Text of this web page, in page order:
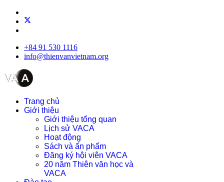
+84 91 530 1116
info@thienvanvietnam.org
Trang chủ
Giới thiệu
Giới thiệu tổng quan
Lịch sử VACA
Hoạt động
Sách và ấn phẩm
Đăng ký hội viên VACA
20 năm Thiên văn học và
VACA